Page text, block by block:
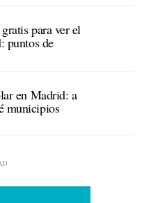
para ver el
puntos de
en Madrid: a
municipios